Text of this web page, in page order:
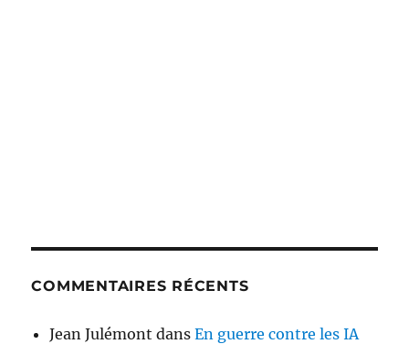
COMMENTAIRES RÉCENTS
Jean Julémont dansEn guerre contre les IA